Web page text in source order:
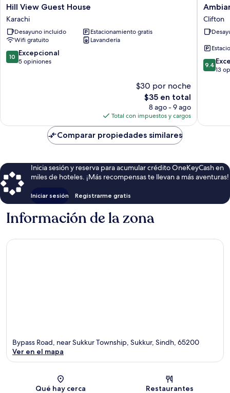
Hill
View
Guest
House
Karachi
Hill View Guest House
Karachi
Desayuno incluido
Estacionamiento gratis
Wifi gratuito
Lavandería
10.0
de
10 Excepcional
5 opiniones
$30 por noche
El
precio
actual
es
de
$35
$35 en total
8 ago - 9 ago
Total con impuestos y cargos
Art
Hotel
Clifton
Clifton
9.4
de
9.4
13
Comparar propiedades similares
Inicia sesión y reserva para acumular crédito OneKeyCash en
miles de hoteles. ¡Más recompensas te llevan a más aventuras!
Iniciar sesión Registrarme gratis
Información de la zona
Sección del mapa
Bypass Road, near Sukkur Township, Sukkur, Sindh, 65200
Ver en el mapa
Qué hay cerca Restaurantes